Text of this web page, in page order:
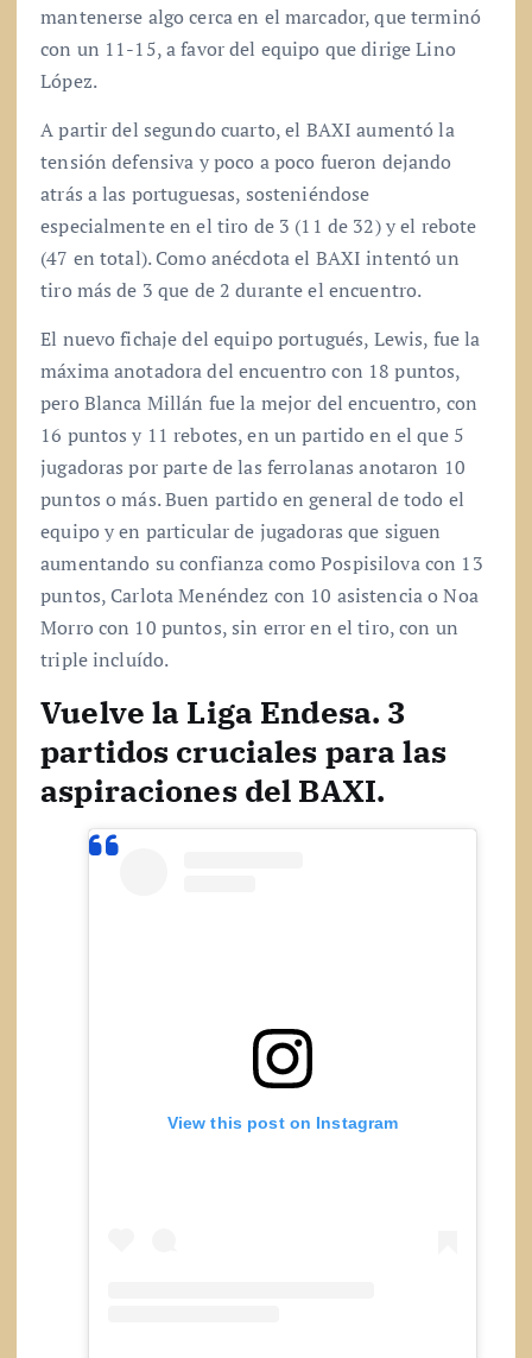
mantenerse algo cerca en el marcador, que terminó
con un 11-15, a favor del equipo que dirige Lino
López.
A partir del segundo cuarto, el BAXI aumentó la
tensión defensiva y poco a poco fueron dejando
atrás a las portuguesas, sosteniéndose
especialmente en el tiro de 3 (11 de 32) y el rebote
(47 en total). Como anécdota el BAXI intentó un
tiro más de 3 que de 2 durante el encuentro.
El nuevo fichaje del equipo portugués, Lewis, fue la
máxima anotadora del encuentro con 18 puntos,
pero Blanca Millán fue la mejor del encuentro, con
16 puntos y 11 rebotes, en un partido en el que 5
jugadoras por parte de las ferrolanas anotaron 10
puntos o más. Buen partido en general de todo el
equipo y en particular de jugadoras que siguen
aumentando su confianza como Pospisilova con 13
puntos, Carlota Menéndez con 10 asistencia o Noa
Morro con 10 puntos, sin error en el tiro, con un
triple incluído.
Vuelve la Liga Endesa. 3
partidos cruciales para las
aspiraciones del BAXI.
View this post on Instagram